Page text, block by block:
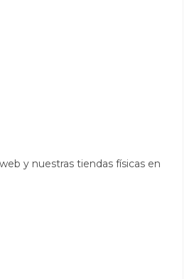
y nuestras tiendas físicas en